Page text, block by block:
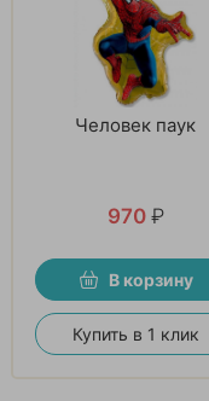
Человек паук
970 ₽
В корзину
Купить в 1 клик